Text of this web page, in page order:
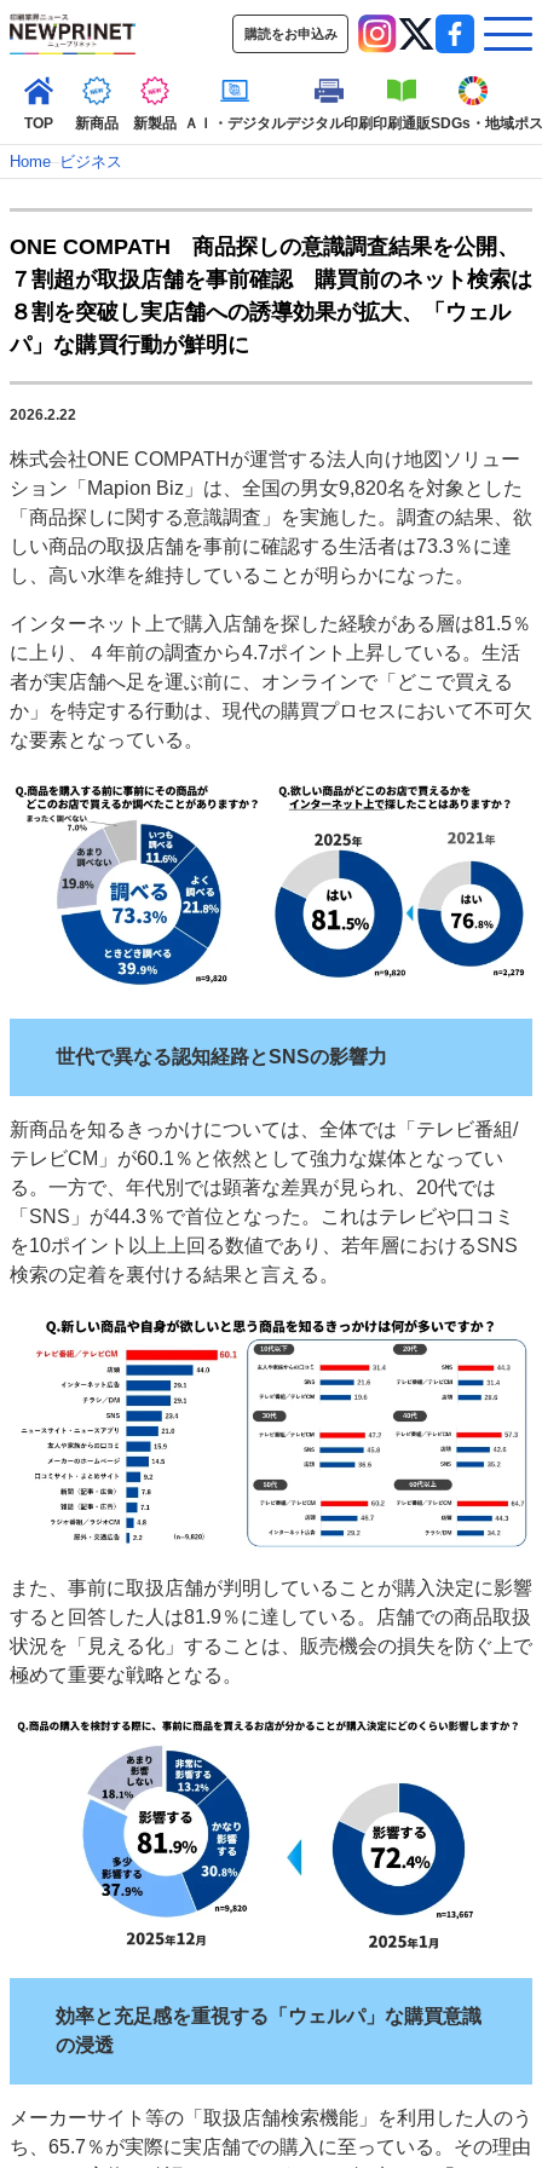
購読をお申込み
TOP 新商品 新製品 ＡＩ・デジタルデジタル印刷印刷通販SDGs・地域ポ
TOP
新着記事 特集記事
動画コンテンツ
インタビュー
コレクション
カテゴリー一覧
新商品 新製品 ＡＩ・デジタル デジタル印刷
印刷通販
SDGs・地域
市場・統計
人事・移転・異動・訃報
特集記事カテゴリー一覧
2022 見える化・MIS特集
特集・デジタル印刷 アイデアで勝負！ ～多様なビジネス・多彩な商材～
特集・デジタル印刷 ～ 新成長軌道を描く
案内
発刊案内
JFPI印刷用語集 印刷機材年鑑
会社案内
購読・購入申し込み
サイトポリシー
お問い合わせ
Home–ビジネス
ONE COMPATH 商品探しの意識調査結果を公開、
７割超が取扱店舗を事前確認 購買前のネット検索は
８割を突破し実店舗への誘導効果が拡大、「ウェル
パ」な購買行動が鮮明に
2026.2.22
株式会社ONE COMPATHが運営する法人向け地図ソリュー
ション「Mapion Biz」は、全国の男女9,820名を対象とした
「商品探しに関する意識調査」を実施した。調査の結果、欲
しい商品の取扱店舗を事前に確認する生活者は73.3％に達
し、高い水準を維持していることが明らかになった。
インターネット上で購入店舗を探した経験がある層は81.5％
に上り、４年前の調査から4.7ポイント上昇している。生活
者が実店舗へ足を運ぶ前に、オンラインで「どこで買える
か」を特定する行動は、現代の購買プロセスにおいて不可欠
な要素となっている。
世代で異なる認知経路とSNSの影響力
新商品を知るきっかけについては、全体では「テレビ番組/
テレビCM」が60.1％と依然として強力な媒体となってい
る。一方で、年代別では顕著な差異が見られ、20代では
「SNS」が44.3％で首位となった。これはテレビや口コミ
を10ポイント以上上回る数値であり、若年層におけるSNS
検索の定着を裏付ける結果と言える。
また、事前に取扱店舗が判明していることが購入決定に影響
すると回答した人は81.9％に達している。店舗での商品取扱
状況を「見える化」することは、販売機会の損失を防ぐ上で
極めて重要な戦略となる。
効率と充足感を重視する「ウェルパ」な購買意識
の浸透
メーカーサイト等の「取扱店舗検索機能」を利用した人のう
ち、65.7％が実際に実店舗での購入に至っている。その理由